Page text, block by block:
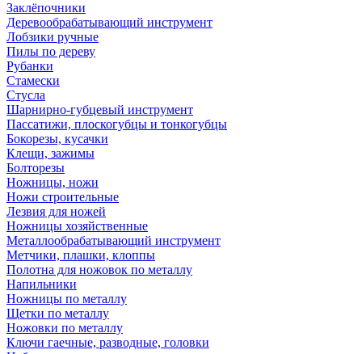
Заклёпочники
Деревообрабатывающий инструмент
Лобзики ручные
Пилы по дереву
Рубанки
Стамески
Стусла
Шарнирно-губцевый инструмент
Пассатижи, плоскогубцы и тонкогубцы
Бокорезы, кусачки
Клещи, зажимы
Болторезы
Ножницы, ножи
Ножи строительные
Лезвия для ножей
Ножницы хозяйственные
Металлообрабатывающий инструмент
Метчики, плашки, клоппы
Полотна для ножовок по металлу
Напильники
Ножницы по металлу
Щетки по металлу
Ножовки по металлу
Ключи гаечные, разводные, головки